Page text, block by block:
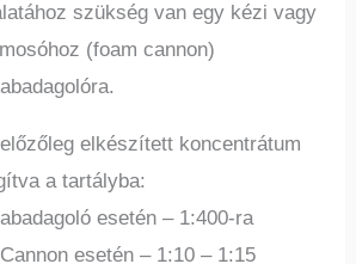
szükség van egy kézi vagy
(foam cannon)
elkészített koncentrátum
a tartályba:
esetén – 1:400-ra
esetén – 1:10 – 1:15